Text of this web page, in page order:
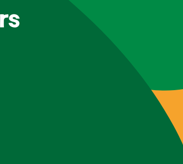
Workshops
Tips & Inspiratie